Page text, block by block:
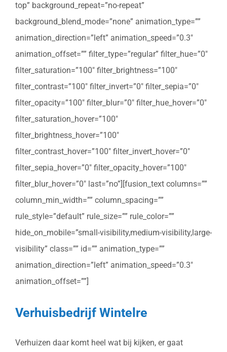
top” background_repeat=”no-repeat”
background_blend_mode=”none” animation_type=””
animation_direction=”left” animation_speed=”0.3″
animation_offset=”” filter_type=”regular” filter_hue=”0″
filter_saturation=”100″ filter_brightness=”100″
filter_contrast=”100″ filter_invert=”0″ filter_sepia=”0″
filter_opacity=”100″ filter_blur=”0″ filter_hue_hover=”0″
filter_saturation_hover=”100″
filter_brightness_hover=”100″
filter_contrast_hover=”100″ filter_invert_hover=”0″
filter_sepia_hover=”0″ filter_opacity_hover=”100″
filter_blur_hover=”0″ last=”no”][fusion_text columns=””
column_min_width=”” column_spacing=””
rule_style=”default” rule_size=”” rule_color=””
hide_on_mobile=”small-visibility,medium-visibility,large-
visibility” class=”” id=”” animation_type=””
animation_direction=”left” animation_speed=”0.3″
animation_offset=””]
Verhuisbedrijf Wintelre
Verhuizen daar komt heel wat bij kijken, er gaat